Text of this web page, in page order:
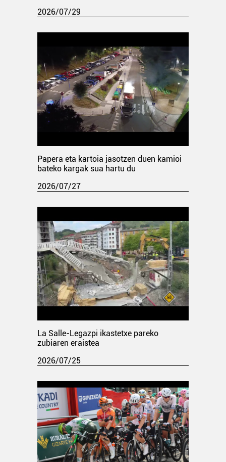
2026/07/29
Papera eta kartoia jasotzen duen kamioi
bateko kargak sua hartu du
2026/07/27
La Salle-Legazpi ikastetxe pareko
zubiaren eraistea
2026/07/25